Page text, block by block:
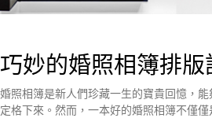
巧妙的婚照相簿排
婚照相簿是新人們珍藏一生的寶貴回憶，
定格下來。然而，一本好的婚照相簿不僅